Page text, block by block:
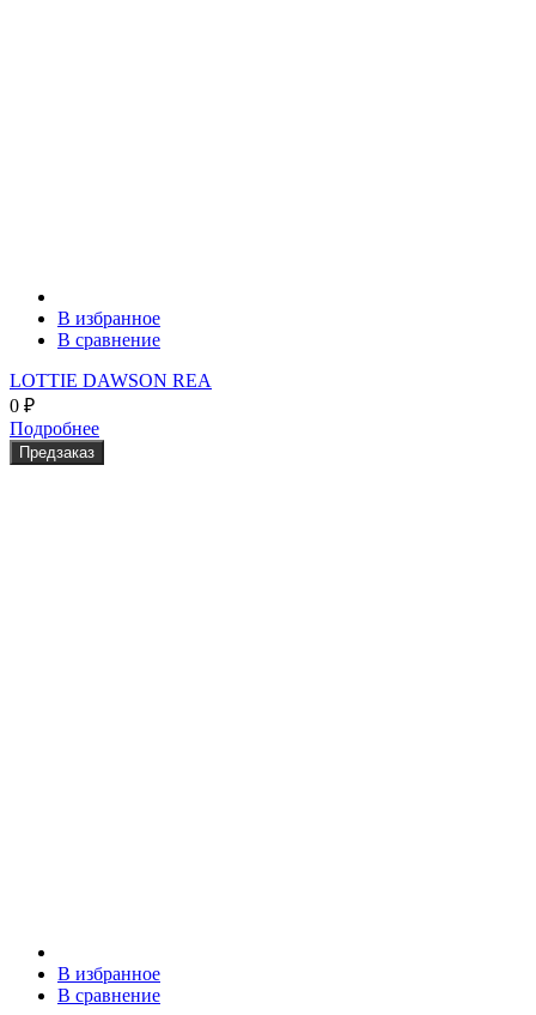
В избранное
В сравнение
LOTTIE DAWSON REA
0 ₽
Подробнее
Предзаказ
В избранное
В сравнение